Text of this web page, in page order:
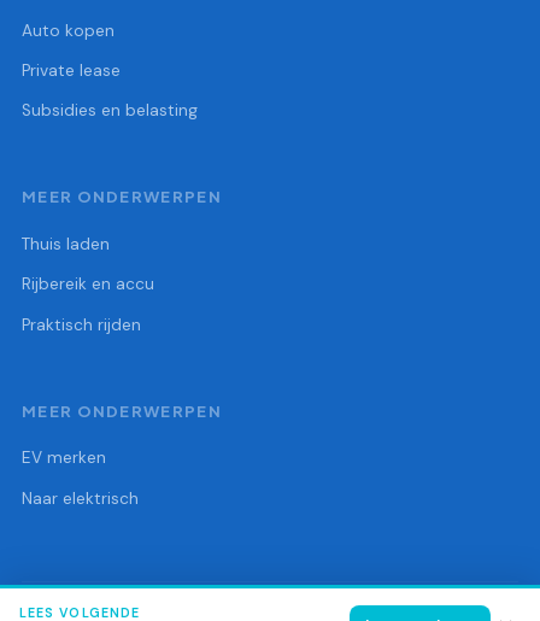
Auto kopen
Private lease
Subsidies en belasting
MEER ONDERWERPEN
Thuis laden
Rijbereik en accu
Praktisch rijden
MEER ONDERWERPEN
EV merken
Naar elektrisch
LEES VOLGENDE